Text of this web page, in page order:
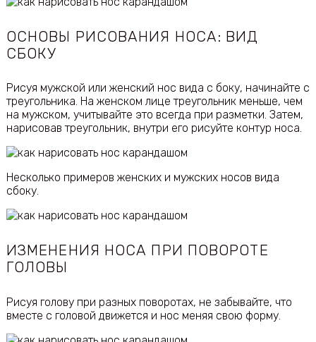
ОСНОВЫ РИСОВАНИЯ НОСА: ВИД
СБОКУ
Рисуя мужской или женский нос вида с боку, начинайте с
треугольника. На женском лице треугольник меньше, чем
на мужском, учитывайте это всегда при разметки. Затем,
нарисовав треугольник, внутри его рисуйте контур носа.
Несколько примеров женских и мужских носов вида
сбоку.
ИЗМЕНЕНИЯ НОСА ПРИ ПОВОРОТЕ
ГОЛОВЫ
Рисуя голову при разных поворотах, не забывайте, что
вместе с головой движется и нос меняя свою форму.